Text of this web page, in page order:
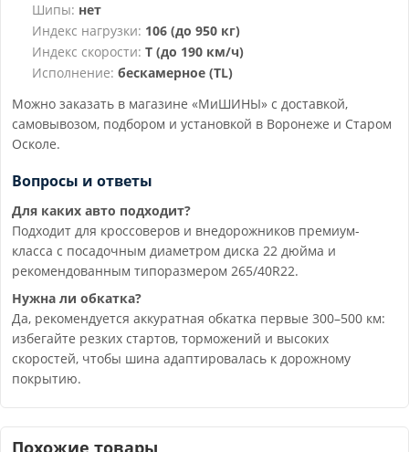
Шипы: нет
Индекс нагрузки: 106 (до 950 кг)
Индекс скорости: T (до 190 км/ч)
Исполнение: бескамерное (TL)
Можно заказать в магазине «МиШИНЫ» с доставкой,
самовывозом, подбором и установкой в Воронеже и Старом
Осколе.
Вопросы и ответы
Для каких авто подходит?
Подходит для кроссоверов и внедорожников премиум-
класса с посадочным диаметром диска 22 дюйма и
рекомендованным типоразмером 265/40R22.
Нужна ли обкатка?
Да, рекомендуется аккуратная обкатка первые 300–500 км:
избегайте резких стартов, торможений и высоких
скоростей, чтобы шина адаптировалась к дорожному
покрытию.